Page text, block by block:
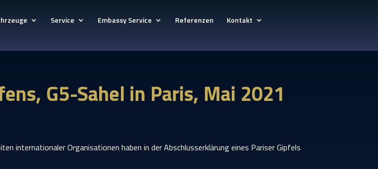
Service Embassy Service Referenzen
Kontakt
G5-Sahel in Paris, Mai 2021
internationaler Organisationen haben in der Abschlusserklärung eines Pariser Gipfels